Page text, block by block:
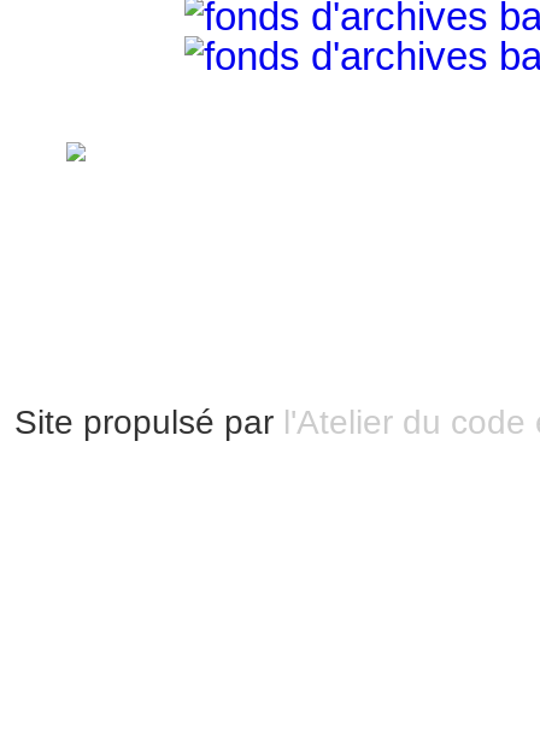
Site propulsé par l'Atelier du